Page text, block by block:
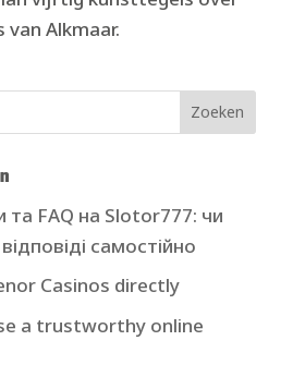
van Alkmaar.
Zoeken
та FAQ на Slotor777: чи
самостійно
Casinos directly
a trustworthy online